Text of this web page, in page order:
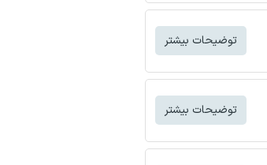
توضیحات بیشتر
توضیحات بیشتر